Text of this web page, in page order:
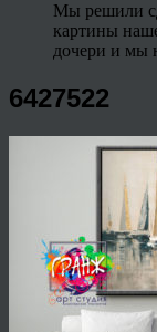
Мы решили
картины
дочери и мы
6427522